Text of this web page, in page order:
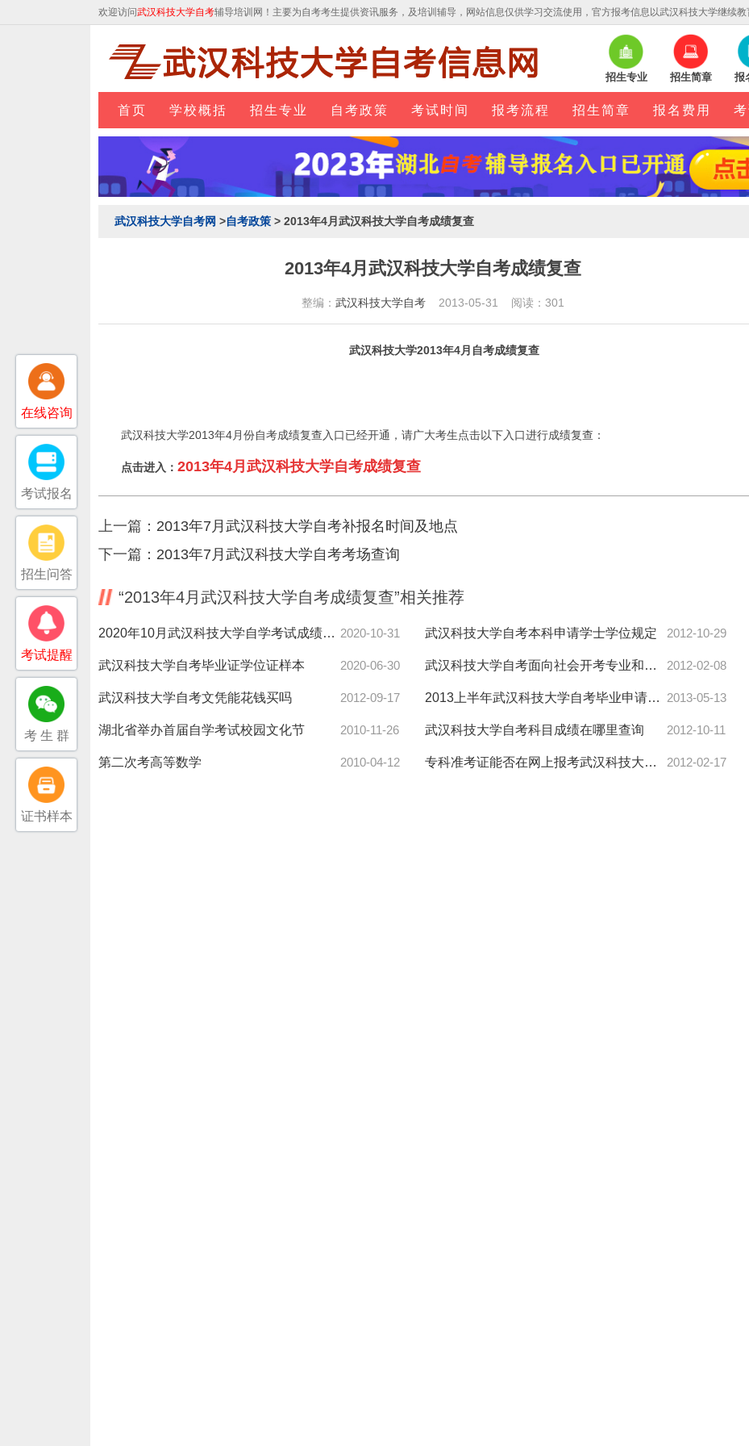
欢迎访问武汉科技大学自考辅导培训网！主要为自考考生提供资讯服务，及培训辅导，网站信息仅供学习交流使用，官方报考信息以武汉科技大学继续教
招生专业 招生简章 报
首页 学校概括 招生专业 自考政策 考试时间 报考流程 招生简章 报名费用
武汉科技大学自考网 >自考政策 > 2013年4月武汉科技大学自考成绩复查
2013年4月武汉科技大学自考成绩复查
整编： 武汉科技大学自考 2013-05-31 阅读：301
武汉科技大学2013年4月自考成绩复查
武汉科技大学2013年4月份自考成绩复查入口已经开通，请广大考生点击以下入口进行成绩复查：
点击进入： 2013年4月武汉科技大学自考成绩复查
上一篇： 2013年7月武汉科技大学自考补报名时间及地点
下一篇： 2013年7月武汉科技大学自考考场查询
“2013年4月武汉科技大学自考成绩复查”相关推荐
2020年10月武汉科技大学自学考试成绩公布及复查事项的通知 2020-10-31 武汉科技大学自考本科申请学士学位规定 2012-10-29
武汉科技大学自考毕业证学位证样本 2020-06-30 武汉科技大学自考面向社会开考专业和系统委托开考专业有何不同， 2012-02-08
武汉科技大学自考文凭能花钱买吗 2012-09-17 2013上半年武汉科技大学自考毕业申请所需材料 2013-05-13
湖北省举办首届自学考试校园文化节 2010-11-26 武汉科技大学自考科目成绩在哪里查询 2012-10-11
第二次考高等数学 2010-04-12 专科准考证能否在网上报考武汉科技大学自考本科科目，考完后是否 2012-02-17
在线咨询
考试报名
招生问答
考试提醒
考 生 群
证书样本